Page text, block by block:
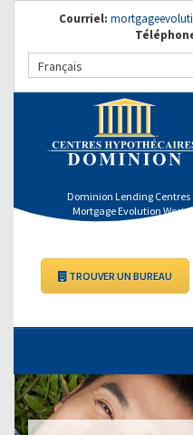
Courriel:
Français
Dominion Lending Centres
Mortgage Evolution West
TROUVER UN BUREAU